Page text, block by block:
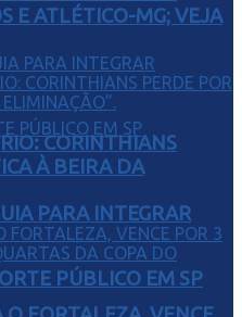
PARA INTEGRAR
PÚBLICO EM SP
E ATLÉTICO-MG; VEJA
CORINTHIANS
À BEIRA DA